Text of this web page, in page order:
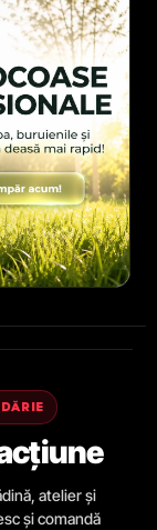
atelier și
și comandă